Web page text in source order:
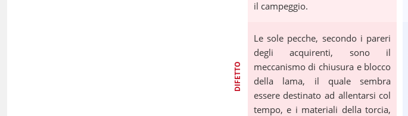
DIFETTO
il campeggio.
Le sole pecche, secondo i pareri
degli acquirenti, sono il
meccanismo di chiusura e blocco
della lama, il quale sembra
essere destinato ad allentarsi col
tempo, e i materiali della torcia,